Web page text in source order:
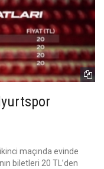
maçında evinde
biletleri 20 TL’den